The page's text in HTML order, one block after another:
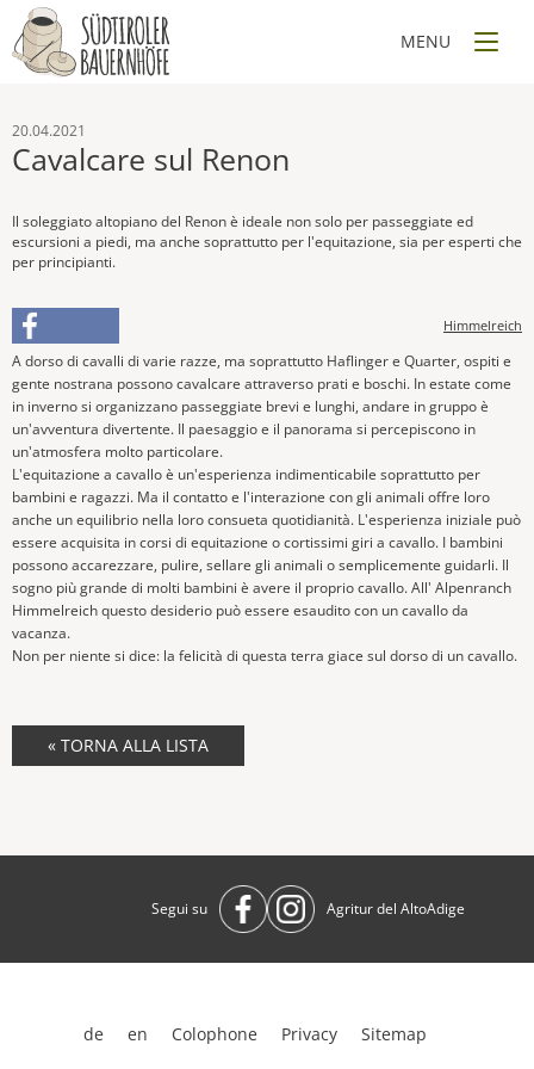
20.04.2021
Cavalcare sul Renon
Il soleggiato altopiano del Renon è ideale non solo per passeggiate ed
escursioni a piedi, ma anche soprattutto per l'equitazione, sia per esperti che
per principianti.
Himmelreich
A dorso di cavalli di varie razze, ma soprattutto Haflinger e Quarter, ospiti e
gente nostrana possono cavalcare attraverso prati e boschi. In estate come
in inverno si organizzano passeggiate brevi e lunghi, andare in gruppo è
un'avventura divertente. Il paesaggio e il panorama si percepiscono in
un'atmosfera molto particolare.
L'equitazione a cavallo è un'esperienza indimenticabile soprattutto per
bambini e ragazzi. Ma il contatto e l'interazione con gli animali offre loro
anche un equilibrio nella loro consueta quotidianità. L'esperienza iniziale può
essere acquisita in corsi di equitazione o cortissimi giri a cavallo. I bambini
possono accarezzare, pulire, sellare gli animali o semplicemente guidarli. Il
sogno più grande di molti bambini è avere il proprio cavallo. All' Alpenranch
Himmelreich questo desiderio può essere esaudito con un cavallo da
vacanza.
Non per niente si dice: la felicità di questa terra giace sul dorso di un cavallo.
« TORNA ALLA LISTA
Segui su Agritur del AltoAdige
de en Colophone Privacy Sitemap